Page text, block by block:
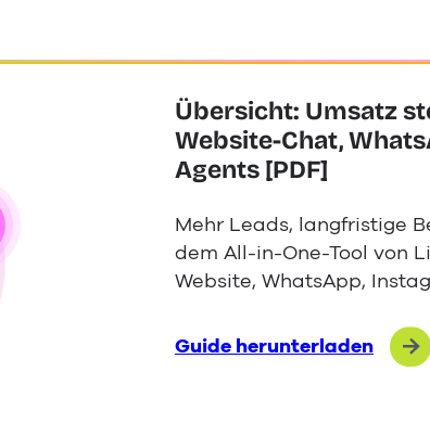
Übersicht: Umsatz
Website-Chat,
Agents [PDF]
Mehr Leads, langfristige
dem All-in-One-Tool von
Website, WhatsApp,
Guide herunterladen